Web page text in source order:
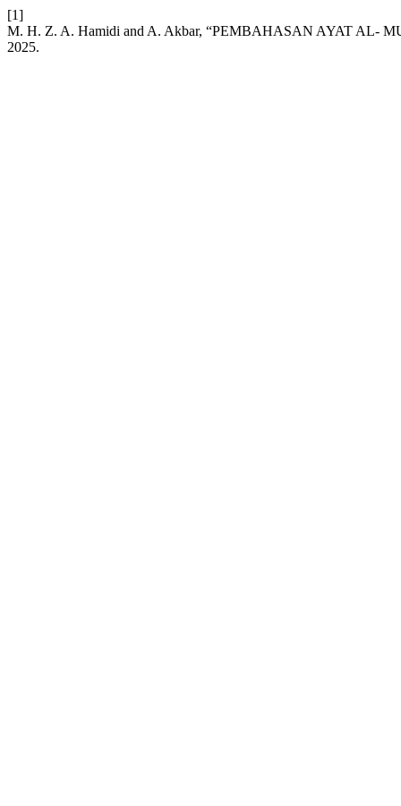
[1]
M. H. Z. A. Hamidi and A. Akbar, “PEMBAHASAN AYAT AL-
2025.